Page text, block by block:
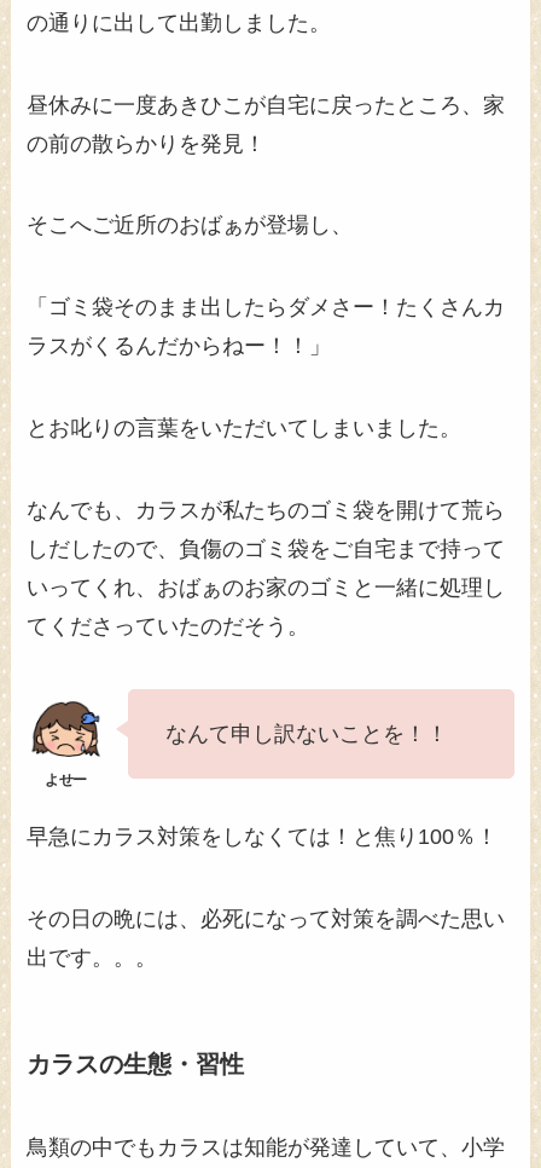
の通りに出して出勤しました。
昼休みに一度あきひこが自宅に戻ったところ、家
の前の散らかりを発見！
そこへご近所のおばぁが登場し、
「ゴミ袋そのまま出したらダメさー！たくさんカ
ラスがくるんだからねー！！」
とお叱りの言葉をいただいてしまいました。
なんでも、カラスが私たちのゴミ袋を開けて荒ら
しだしたので、負傷のゴミ袋をご自宅まで持って
いってくれ、おばぁのお家のゴミと一緒に処理し
てくださっていたのだそう。
なんて申し訳ないことを！！
早急にカラス対策をしなくては！と焦り100％！
その日の晩には、必死になって対策を調べた思い
出です。。。
カラスの生態・習性
鳥類の中でもカラスは知能が発達していて、小学